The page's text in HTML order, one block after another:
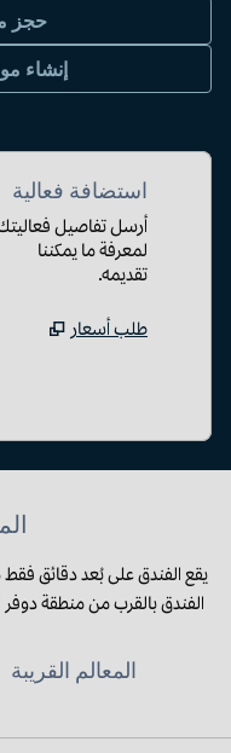
حجز
إنشاء
استضافة فعالية
أرسل تفاصيل
لمعرفة ما يمكننا
تقديمه.
طلب أسعار
الفندق بالقرب من منطقة دوفر التجارية
المعالم القريبة